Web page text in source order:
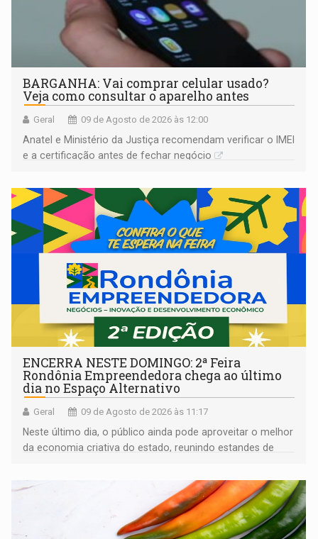
BARGANHA: Vai comprar celular usado?
Veja como consultar o aparelho antes
Geral 09 de Agosto de 2026 às 12:00
Anatel e Ministério da Justiça recomendam verificar o IMEI
e a certificação antes de fechar negócio
ENCERRA NESTE DOMINGO: 2ª Feira
Rondônia Empreendedora chega ao último
dia no Espaço Alternativo
Geral 09 de Agosto de 2026 às 11:17
Neste último dia, o público ainda pode aproveitar o melhor
da economia criativa do estado, reunindo estandes de